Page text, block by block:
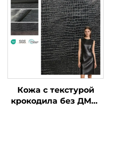
на заказ
Кожа с текстурой
крокодила без ДМФ,